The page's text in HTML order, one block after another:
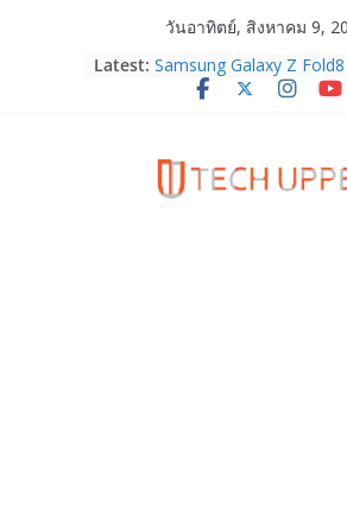
วันอาทิตย์, สิงหาคม 9,
Latest: Samsung Galaxy Z
Fold8, Flip8, Watch
HUAWEI Pura 90s Series
True 5G ลดสูงสุด 19,400